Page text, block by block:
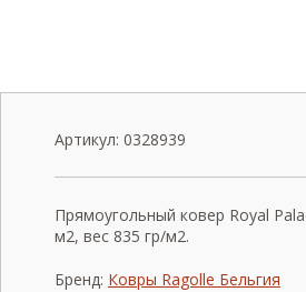
Артикул: 0328939
Прямоугольный ковер Royal
м2, вес 835 гр/м2.
Бренд: Ковры Ragolle Бельгия